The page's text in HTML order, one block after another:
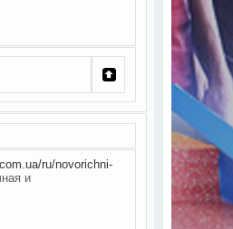
ru/novorichni-
и